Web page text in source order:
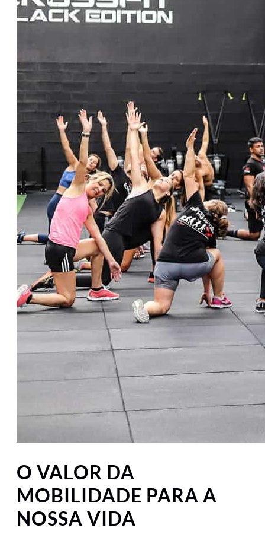
O VALOR DA
MOBILIDADE PARA A
NOSSA VIDA